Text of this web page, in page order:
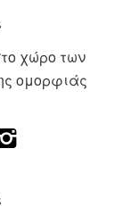
χώρο των
ομορφιάς